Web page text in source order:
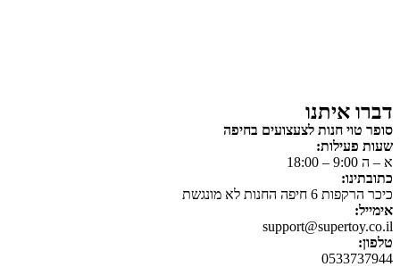
דברו איתנו
סופר טוי חנות לצעצועים בחיפה
שעות פעילות:
א – ה 9:00 – 18:00
כתובתינו:
כיכר הרקפות 6 חיפה החנות לא מונגשת
אימייל:
support@supertoy.co.il
טלפון:
0533737944